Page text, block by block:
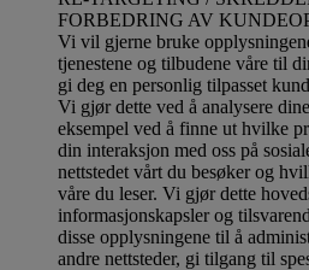
FORBEDRING AV
Vi vil gjerne bruke
tjenestene og tilbudene våre til
gi deg en personlig tilpasset
Vi gjør dette ved å analysere
eksempel ved å finne ut hvilke
din interaksjon med oss på
nettstedet vårt du besøker og
våre du leser. Vi gjør dette
informasjonskapsler og
disse opplysningene til å
andre nettsteder, gi tilgang til